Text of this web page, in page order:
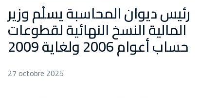
رئيس ديوان المحاسبة يسلّم وزير
المالية النسخ النهائية لقطوعات
حساب أعوام 2006 ولغاية 2009
27 octobre 2025